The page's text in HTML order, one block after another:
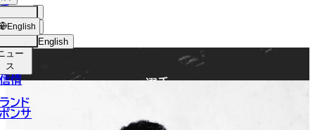
English
ョッ
プ
ュー
ス
情
ンド
ンサ
English
選手